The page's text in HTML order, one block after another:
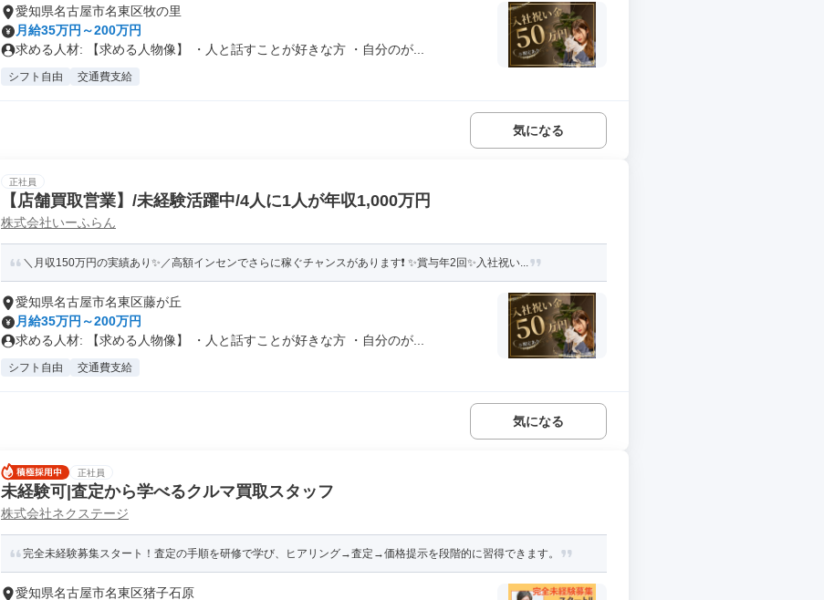
愛知県名古屋市名東区牧の里
月給35万円～200万円
求める人材: 【求める人物像】 ・人と話すことが好きな方 ・自分のが...
シフト自由 交通費支給
気になる
正社員
【店舗買取営業】/未経験活躍中/4人に1人が年収1,000万円
株式会社いーふらん
＼月収150万円の実績あり✨／高額インセンでさらに稼ぐチャンスがあります❗ ✨賞与年2回✨入社祝い...
愛知県名古屋市名東区藤が丘
月給35万円～200万円
求める人材: 【求める人物像】 ・人と話すことが好きな方 ・自分のが...
シフト自由 交通費支給
気になる
正社員
未経験可|査定から学べるクルマ買取スタッフ
株式会社ネクステージ
完全未経験募集スタート！査定の手順を研修で学び、ヒアリング→査定→価格提示を段階的に習得できます。
愛知県名古屋市名東区猪子石原